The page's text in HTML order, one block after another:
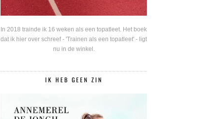
In 2018 trainde ik 16 weken als een topatleet. Het boek
dat ik hier over schreef - 'Trainen als een topatleet' - ligt
nu in de winkel.
IK HEB GEEN ZIN